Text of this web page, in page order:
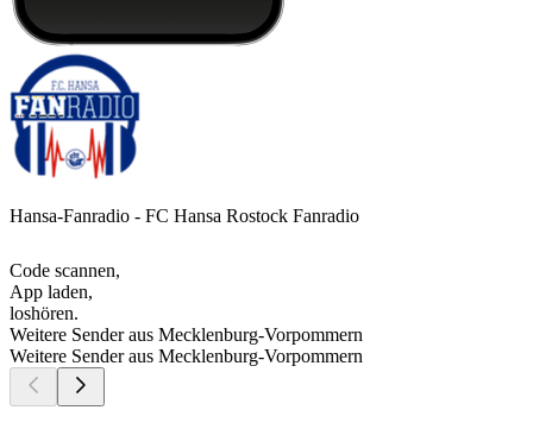
Hansa-Fanradio - FC Hansa Rostock Fanradio
Code scannen,
App laden,
loshören.
Weitere Sender aus Mecklenburg-Vorpommern
Weitere Sender aus Mecklenburg-Vorpommern